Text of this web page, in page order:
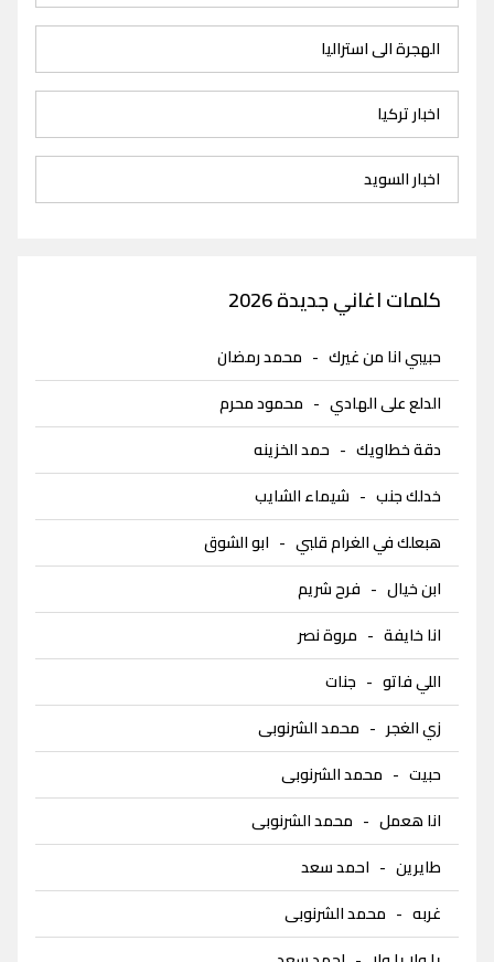
الهجرة الى استراليا
اخبار تركيا
اخبار السويد
كلمات اغاني جديدة 2026
حبيبي انا من غيرك - محمد رمضان
الدلع على الهادي - محمود محرم
دقة خطاويك - حمد الخزينه
خدلك جنب - شيماء الشايب
هبعلك في الغرام قلبي - ابو الشوق
ابن خيال - فرح شريم
انا خايفة - مروة نصر
اللي فاتو - جنات
زي الغجر- محمد الشرنوبى
حبيت - محمد الشرنوبى
انا هعمل - محمد الشرنوبى
طايرين - احمد سعد
غربه - محمد الشرنوبى